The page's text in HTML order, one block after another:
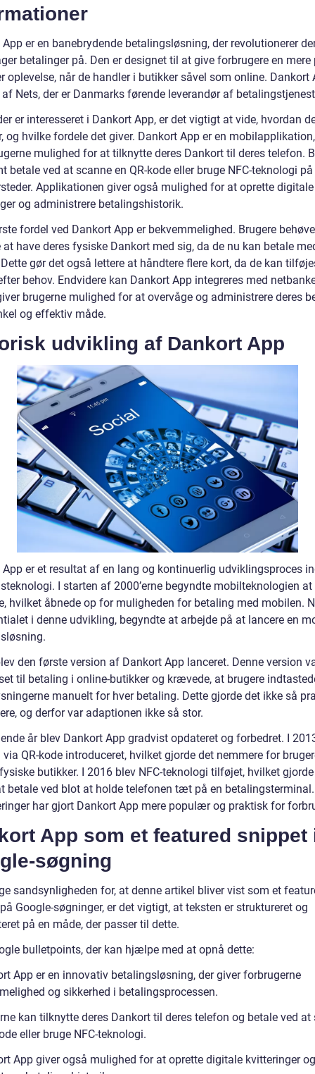
er en banebrydende betalingsløsning, der revolutionerer
betalinger på. Den er designet til at give forbrugere en mere
oplevelse, når de handler i butikker såvel som online. Dankort
Nets, der er Danmarks førende leverandør af
er interesseret i Dankort App, er det vigtigt at vide, hvordan
og hvilke fordele det giver. Dankort App er en
mulighed for at tilknytte deres Dankort til deres telefon.
betale ved at scanne en QR-kode eller bruge NFC-teknologi på
Applikationen giver også mulighed for at oprette digitale
og administrere betalingshistorik.
fordel ved Dankort App er bekvemmelighed. Brugere
have deres fysiske Dankort med sig, da de nu kan betale
gør det også lettere at håndtere flere kort, da de kan
behov. Endvidere kan Dankort App integreres med
brugerne mulighed for at overvåge og administrere deres
og effektiv måde.
udvikling af Dankort App
er et resultat af en lang og kontinuerlig udviklingsproces
I starten af 2000’erne begyndte mobilteknologien at
hvilket åbnede op for muligheden for betaling med mobilen.
i denne udvikling, begyndte at arbejde på at lancere en
den første version af Dankort App lanceret. Denne version
til betaling i online-butikker og krævede, at brugere
manuelt for hver betaling. Dette gjorde det ikke så
og derfor var adaptionen ikke så stor.
år blev Dankort App gradvist opdateret og forbedret. I
QR-kode introduceret, hvilket gjorde det nemmere for
butikker. I 2016 blev NFC-teknologi tilføjet, hvilket
betale ved blot at holde telefonen tæt på en
har gjort Dankort App mere populær og praktisk for
App som et featured snippet
søgning
sandsynligheden for, at denne artikel bliver vist som et
Google-søgninger, er det vigtigt, at teksten er struktureret og
på en måde, der passer til dette.
bulletpoints, der kan hjælpe med at opnå dette:
App er en innovativ betalingsløsning, der giver forbrugerne
og sikkerhed i betalingsprocessen.
kan tilknytte deres Dankort til deres telefon og betale ved at
eller bruge NFC-teknologi.
App giver også mulighed for at oprette digitale kvitteringer og